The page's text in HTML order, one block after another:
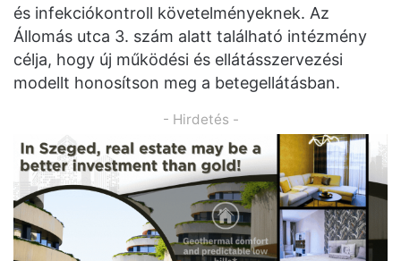
és infekciókontroll követelményeknek. Az
Állomás utca 3. szám alatt található intézmény
célja, hogy új működési és ellátásszervezési
modellt honosítson meg a betegellátásban.
- Hirdetés -